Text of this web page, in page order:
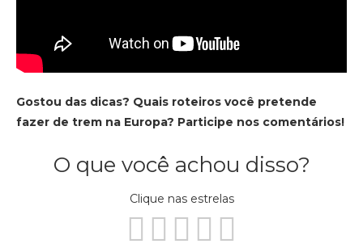
Gostou das dicas? Quais roteiros você pretende
fazer de trem na Europa? Participe nos comentários!
O que você achou disso?
Clique nas estrelas